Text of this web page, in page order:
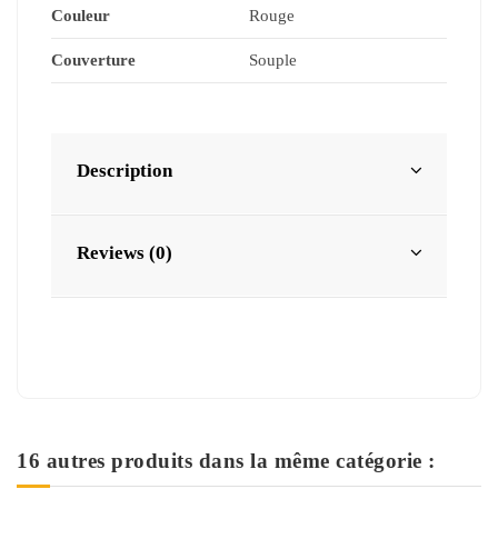
Couleur Rouge
Couverture Souple
Description
Reviews (0)
16 autres produits dans la même catégorie :